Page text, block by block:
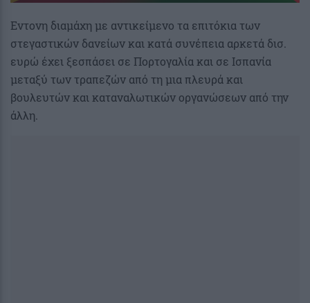
Εντονη διαμάχη με αντικείμενο τα επιτόκια των
στεγαστικών δανείων και κατά συνέπεια αρκετά δισ.
ευρώ έχει ξεσπάσει σε Πορτογαλία και σε Ισπανία
μεταξύ των τραπεζών από τη μια πλευρά και
βουλευτών και καταναλωτικών οργανώσεων από την
άλλη.